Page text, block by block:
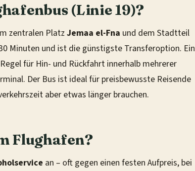
(Linie 19)?
zentralen PlatzJemaa el-Fna und dem Stadtteil
Minuten und ist die günstigste Transferoption. Ein
für Hin- und Rückfahrt innerhalb mehrerer
Der Bus ist ideal für preisbewusste Reisende
aber etwas länger brauchen.
Flughafen?
an – oft gegen einen festen Aufpreis, bei